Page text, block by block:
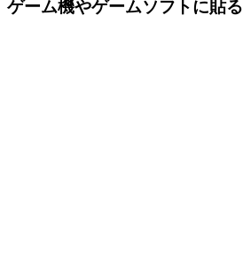
ゲーム機やゲームソフトに貼る